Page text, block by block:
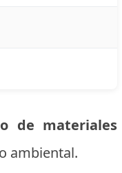
de materiales
ambiental.